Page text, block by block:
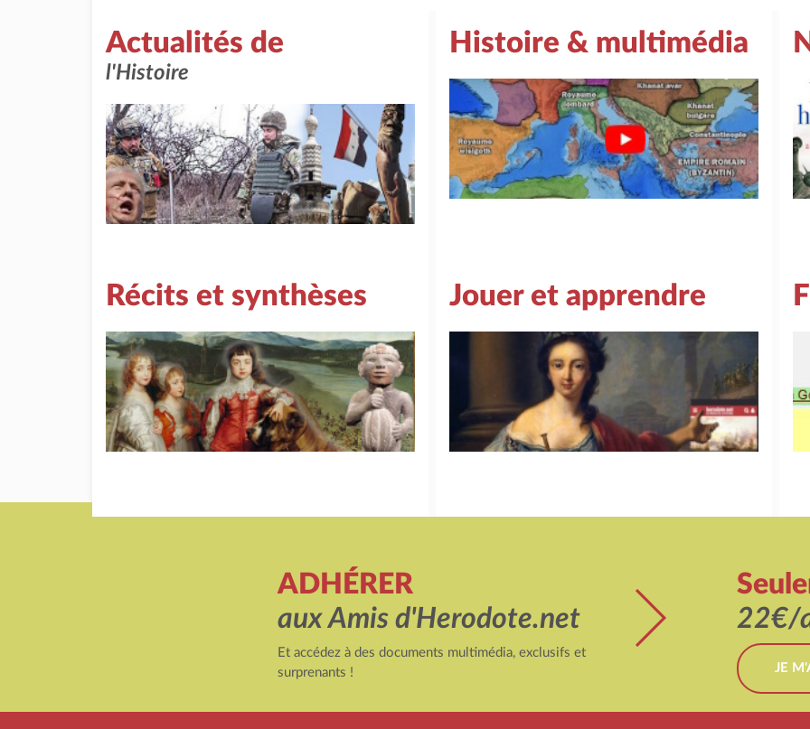
Actualités de
l'Histoire
Histoire & multimédia
Récits et synthèses Jouer et apprendre
ADHÉRER
aux Amis d'Herodote.net
Et accédez à des documents multimédia, exclusifs et
surprenants !
22€/
JE